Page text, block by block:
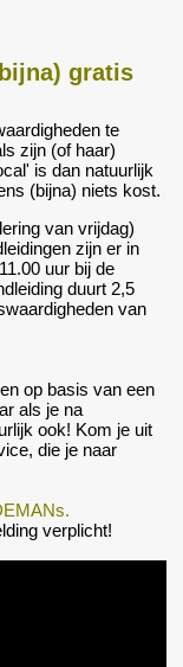
gratis
te
zijn (of haar)
is dan natuurlijk
(bijna) niets kost.
van vrijdag)
zijn er in
uur bij de
duurt 2,5
van
op basis van een
als je na
ook! Kom je uit
die je naar
verplicht!